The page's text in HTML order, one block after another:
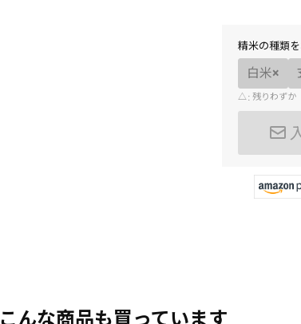
精米の種類
白米×
△ 残りわずか
んな商品も買っています